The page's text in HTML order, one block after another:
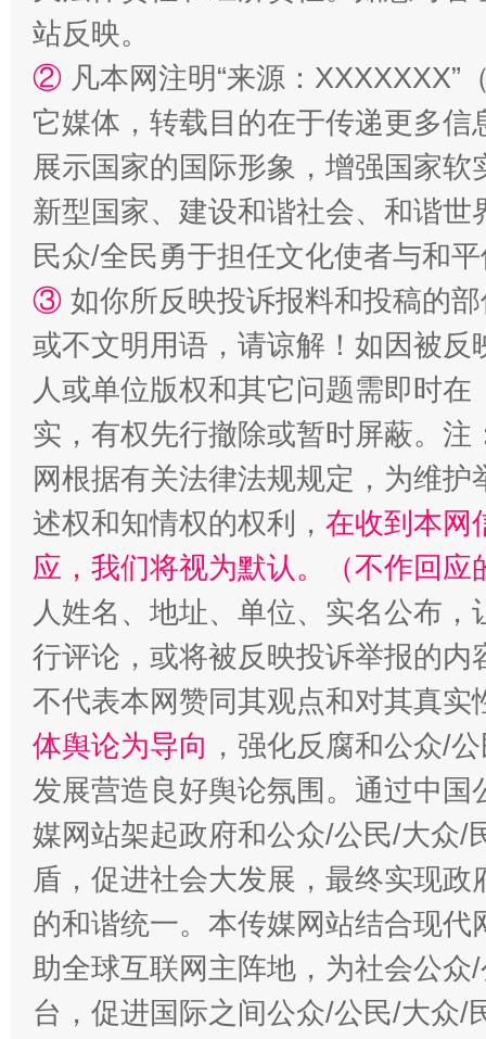
国家大学科技园优化重塑工作
扯下公款旅游的“隐身衣” 如何以
“蜀中异人”王建安的艺术幻境
站反映。
② 凡本网注明“来源：
它媒体，转载目的在于传递更多
展示国家的国际形象，增强国家
新型国家、建设和谐社会、和谐
民众/全民勇于担任文化使者与和
③ 如你所反映投诉报料和投稿的
或不文明用语，请谅解！如因被
人或单位版权和其它问题需即时在
实，有权先行撤除或暂时屏蔽。
网根据有关法律法规规定，为维
述权和知情权的权利， 在收到本网
应，我们将视为默认。（不作回应
人姓名、地址、单位、实名公布
行评论，或将被反映投诉举报的
不代表本网赞同其观点和对其真实
体舆论为导向 ，强化反腐和公众/
发展营造良好舆论氛围。通过中
媒网站架起政府和公众/公民/大众/
盾，促进社会大发展，最终实现
的和谐统一。本传媒网站结合现
助全球互联网主阵地，为社会公
台，促进国际之间公众/公民/大众/